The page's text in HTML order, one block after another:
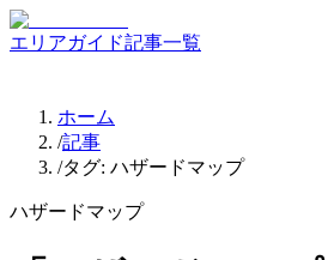
エリアガイド記事一覧
ホーム
/記事
/タグ: ハザードマップ
ハザードマップ